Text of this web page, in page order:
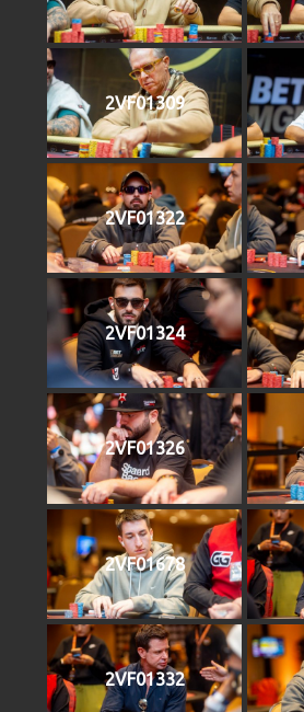
2VF01309
2VF01322
2VF01324
2VF01326
2VF01678
2VF01332